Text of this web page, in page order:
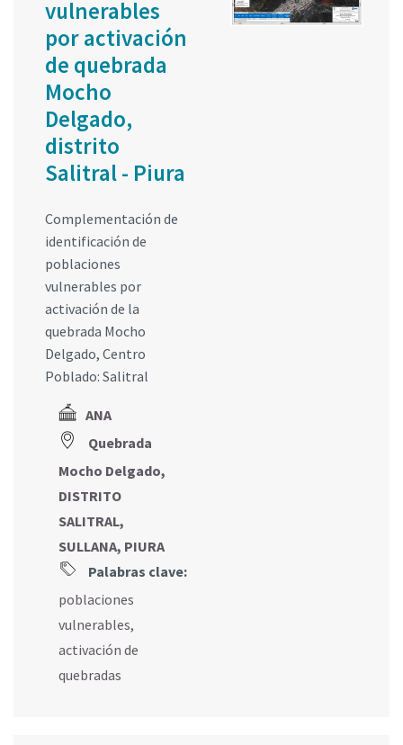
vulnerables
por activación
de quebrada
Mocho
Delgado,
distrito
Salitral - Piura
Complementación de
identificación de
poblaciones
vulnerables por
activación de la
quebrada Mocho
Delgado, Centro
Poblado: Salitral
ANA
Quebrada
Mocho Delgado,
DISTRITO
SALITRAL,
SULLANA, PIURA
Palabras clave:
poblaciones
vulnerables,
activación de
quebradas